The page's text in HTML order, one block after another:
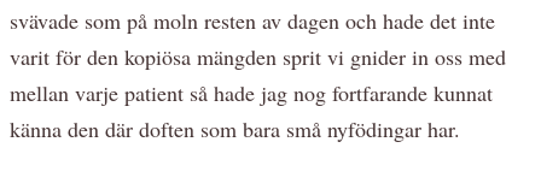
svävade som på moln resten av dagen och hade det inte
varit för den kopiösa mängden sprit vi gnider in oss med
mellan varje patient så hade jag nog fortfarande kunnat
känna den där doften som bara små nyfödingar har.